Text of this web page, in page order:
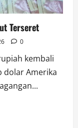
Terseret
0
kembali
dolar Amerika